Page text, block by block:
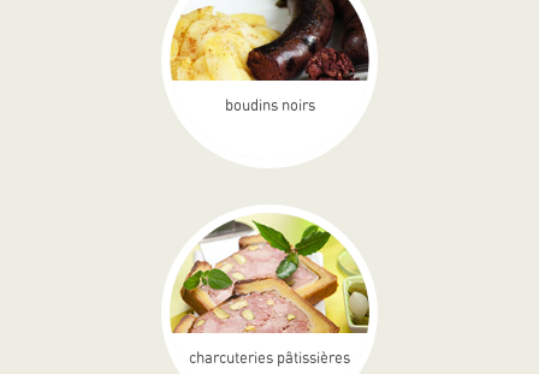
boudins noirs
charcuteries pâtissières